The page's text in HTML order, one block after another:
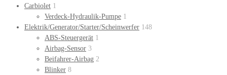
Carbiolet 1
Verdeck-Hydraulik-Pumpe 1
Elektrik/Generator/Starter/Scheinwerfer 148
ABS-Steuergerät 1
Airbag-Sensor 3
Beifahrer-Airbag 2
Blinker 8